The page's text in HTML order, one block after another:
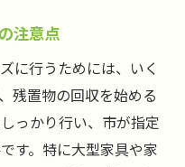
注意点
に行うためには、いく
残置物の回収を始める
っかり行い、市が指定
す。特に大型家具や家